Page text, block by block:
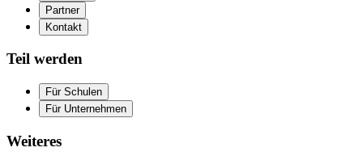
Partner
Kontakt
Teil werden
Für Schulen
Für Unternehmen
Weiteres